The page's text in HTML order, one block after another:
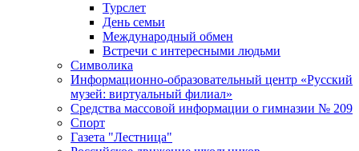
Турслет
День семьи
Международный обмен
Встречи с интересными людьми
Символика
Информационно-образовательный центр «Русский
музей: виртуальный филиал»
Средства массовой информации о гимназии № 209
Спорт
Газета "Лестница"